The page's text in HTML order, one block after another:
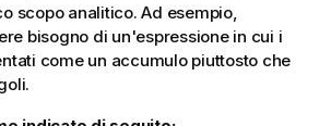
scopo analitico. Ad esempio,
bisogno di un'espressione in cui i
come un accumulo piuttosto che